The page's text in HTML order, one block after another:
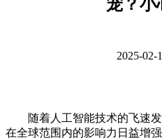
宠？小
2025-02-
随着人工智能技术的飞速发
在全球范围内的影响力日益增